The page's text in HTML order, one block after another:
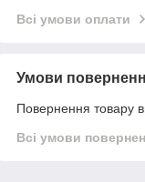
Всі умови оплати
Умови
Повернення товару
Всі умови